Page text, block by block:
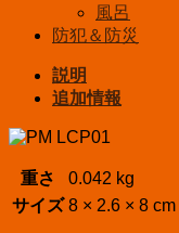
風呂
防犯＆防災
説明
追加情報
重さ
0.042 kg
サイズ 8 × 2.6 × 8 cm